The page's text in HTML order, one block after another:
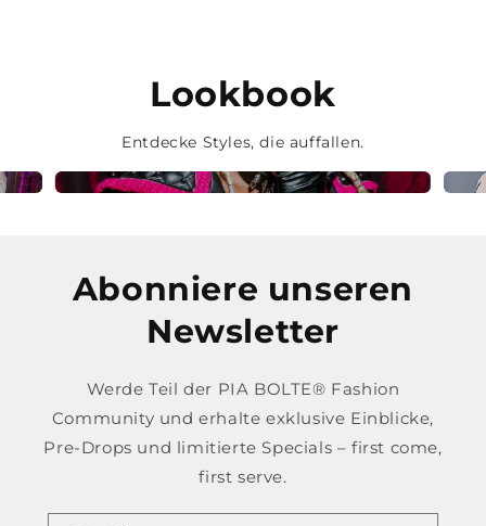
Lookbook
Entdecke Styles, die auffallen.
Abonniere unseren
Newsletter
Werde Teil der PIA BOLTE® Fashion
Community und erhalte exklusive Einblicke,
Pre-Drops und limitierte Specials – first come,
first serve.